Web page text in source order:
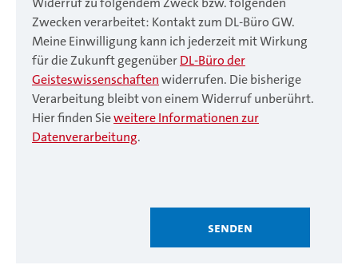
Zwecken verarbeitet: Kontakt zum DL-Büro GW.
Meine Einwilligung kann ich jederzeit mit Wirkung
für die Zukunft gegenüberDL-Büro der
Geisteswissenschaftenwiderrufen. Die bisherige
Verarbeitung bleibt von einem Widerruf unberührt.
Hier finden Sieweitere Informationen zur
Datenverarbeitung.
Senden